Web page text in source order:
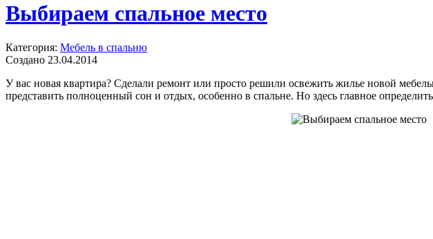
Выбираем спальное место
Категория: Мебель в спальню
Создано 23.04.2014
У вас новая квартира? Сделали ремонт или просто решили освежить жилье новой
представить полноценный сон и отдых, особенно в спальне. Но здесь главное